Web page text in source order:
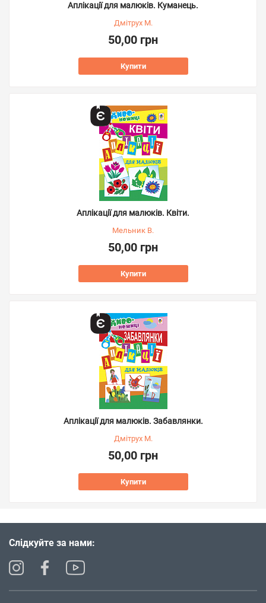
Аплікації для малюків. Куманець.
Дмітрух М.
50,00 грн
Купити
Аплікації для малюків. Квіти.
Мельник В.
50,00 грн
Купити
Аплікації для малюків. Забавлянки.
Дмітрух М.
50,00 грн
Купити
Слідкуйте за нами: